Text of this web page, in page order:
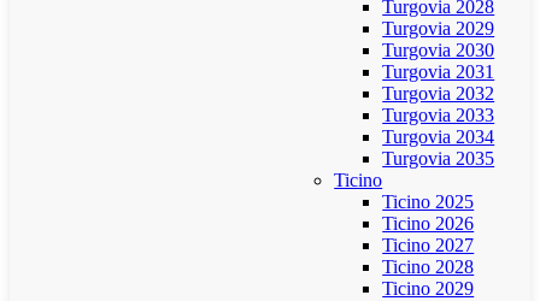
Turgovia 2028
Turgovia 2029
Turgovia 2030
Turgovia 2031
Turgovia 2032
Turgovia 2033
Turgovia 2034
Turgovia 2035
Ticino
Ticino 2025
Ticino 2026
Ticino 2027
Ticino 2028
Ticino 2029